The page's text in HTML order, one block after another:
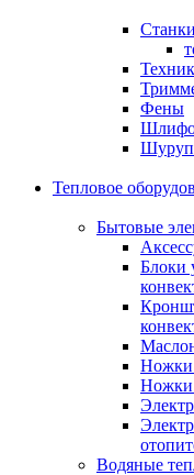
Фены
Тепловое
Бытовые
Блоки
Ножки
Ножки
Водяные